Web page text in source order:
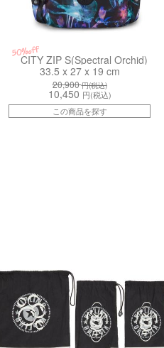
50%off
CITY ZIP S(Spectral Orchid)
33.5 x 27 x 19 cm
20,900円(税込)
10,450 円(税込)
この商品を探す